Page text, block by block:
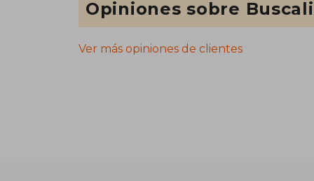
Opiniones sobre
Ver más opiniones de clientes